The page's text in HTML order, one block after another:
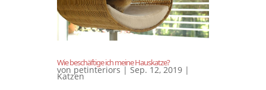
Wie beschäftige ich meine Hauskatze?
von petinteriors |Sep. 12, 2019 |
Katzen